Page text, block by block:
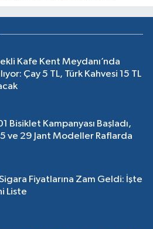
150 bin liraya usta
Kafe Kent Meydanı’nda
Çay 5 TL, Türk Kahvesi 15 TL
Bisiklet Kampanyası Başladı,
ve 29 Jant Modeller Raflarda
Sigara Fiyatlarına Zam Geldi: İşte
Liste